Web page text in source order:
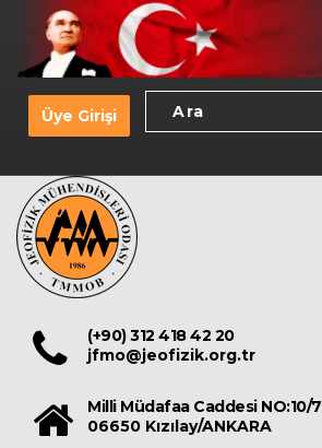
Üye Girişi
(+90) 312 418 42 20
jfmo@jeofizik.org.tr
Milli Müdafaa Caddesi NO:10/7
06650 Kızılay/ANKARA